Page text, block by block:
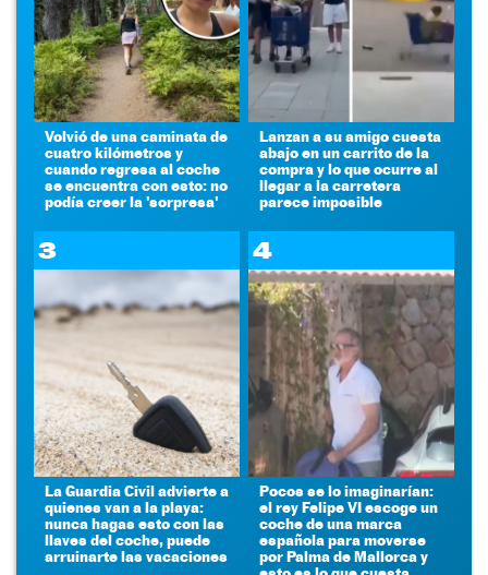
Volvió de una caminata de
cuatro kilómetros y
cuando regresa al coche
se encuentra con esto: no
podía creer la 'sorpresa'
Lanzan a su amigo cuesta
abajo en un carrito de la
compra y lo que ocurre al
llegar a la carretera
parece imposible
3
La Guardia Civil advierte a
quienes van a la playa:
nunca hagas esto con las
llaves del coche, puede
arruinarte las vacaciones
4
Pocos se lo imaginarían:
el rey Felipe VI escoge un
coche de una marca
española para moverse
por Palma de Mallorca y